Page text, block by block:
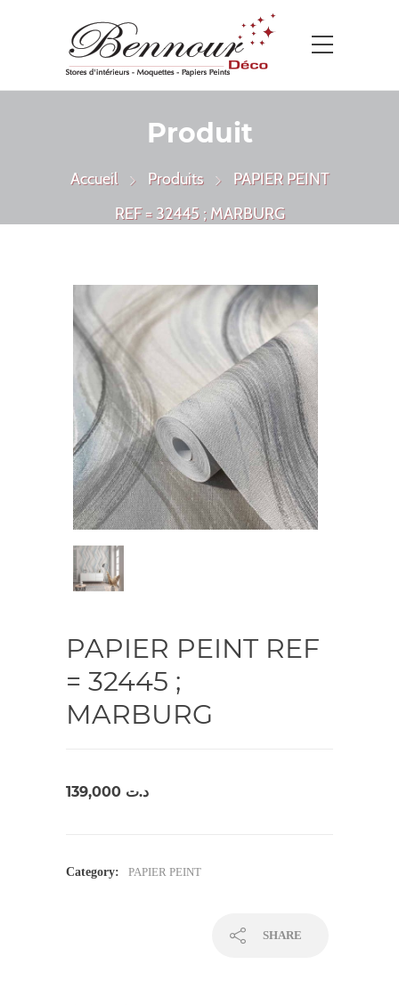
Produit
Accueil Produits
PAPIER PEINT
REF = 32445 ; MARBURG
PAPIER PEINT REF
= 32445 ;
MARBURG
د.ت
Category: PAPIER PEINT
SHARE